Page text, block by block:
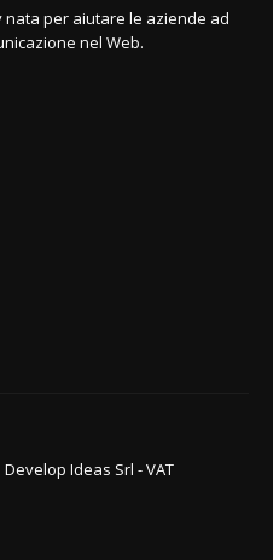
nata per aiutare le aziende ad
nel Web.
Develop Ideas Srl - VAT